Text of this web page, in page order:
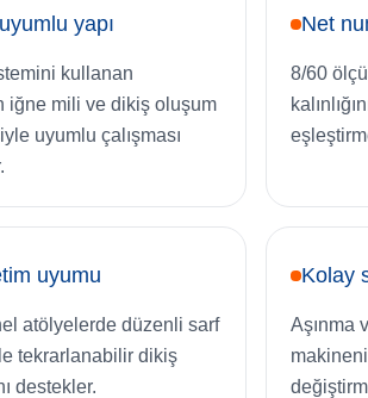
yapı
kullanan
iğne mili ve dikiş oluşum
uyumlu çalışması
Net
8/60
uyumu
atölyelerde düzenli sarf
tekrarlanabilir dikiş
destekler.
Kolay
Aşınma